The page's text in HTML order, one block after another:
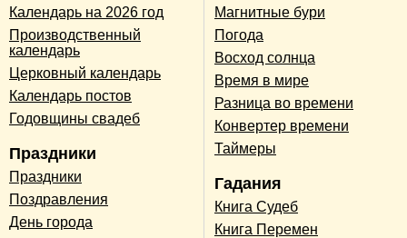
Календарь на 2026 год
Производственный
календарь
Церковный календарь
Календарь постов
Годовщины свадеб
Праздники
Праздники
Поздравления
День города
Магнитные бури
Погода
Восход солнца
Время в мире
Разница во времени
Конвертер времени
Таймеры
Гадания
Книга Судеб
Книга Перемен